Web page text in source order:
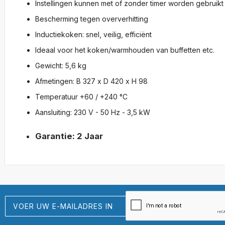
Instellingen kunnen met of zonder timer worden gebruikt
Bescherming tegen oververhitting
Inductiekoken: snel, veilig, efficiënt
Ideaal voor het koken/warmhouden van buffetten etc.
Gewicht: 5,6 kg
Afmetingen: B 327 x D 420 x H 98
Temperatuur +60 / +240 °C
Aansluiting: 230 V - 50 Hz - 3,5 kW
Garantie: 2 Jaar